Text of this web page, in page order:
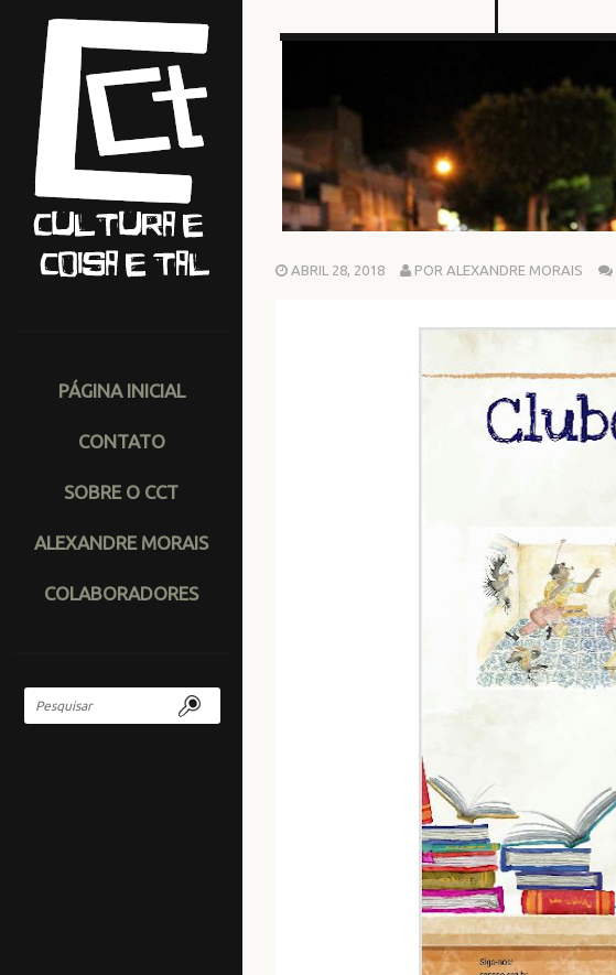
PÁGINA INICIAL
CONTATO
SOBRE O CCT
ALEXANDRE MORAIS
COLABORADORES
ABRIL 28, 2018 POR ALEXANDRE MORAIS